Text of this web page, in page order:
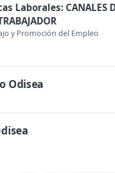
Laborales: CANALES
y Promoción del Empleo
Odisea